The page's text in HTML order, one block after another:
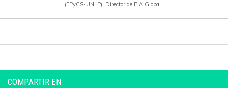
(FPyCS-UNLP). Director de PIA Global.
COMPARTIR EN